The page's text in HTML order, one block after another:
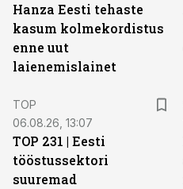
Hanza Eesti tehaste
kasum kolmekordistus
enne uut
laienemislainet
TOP
06.08.26, 13:07
TOP 231 | Eesti
tööstussektori
suuremad